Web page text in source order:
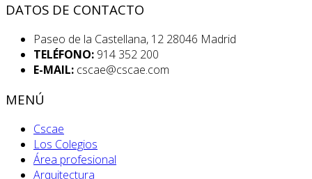
DATOS DE CONTACTO
Paseo de la Castellana, 12 28046 Madrid
TELÉFONO: 914 352 200
E-MAIL: cscae@cscae.com
MENÚ
Cscae
Los Colegios
Área profesional
Arquitectura